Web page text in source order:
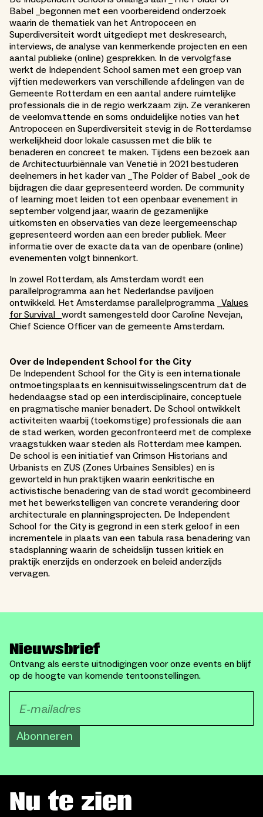
Babel _begonnen met een voorbereidend onderzoek
waarin de thematiek van het Antropoceen en
Superdiversiteit wordt uitgediept met deskresearch,
interviews, de analyse van kenmerkende projecten en een
aantal publieke (online) gesprekken. In de vervolgfase
werkt de Independent School samen met een groep van
vijftien medewerkers van verschillende afdelingen van de
Gemeente Rotterdam en een aantal andere ruimtelijke
professionals die in de regio werkzaam zijn. Ze verankeren
de veelomvattende en soms onduidelijke noties van het
Antropoceen en Superdiversiteit stevig in de Rotterdamse
werkelijkheid door lokale casussen met die blik te
benaderen en concreet te maken. Tijdens een bezoek aan
de Architectuurbiënnale van Venetië in 2021 bestuderen
deelnemers in het kader van _The Polder of Babel _ook de
bijdragen die daar gepresenteerd worden. De community
of learning moet leiden tot een openbaar evenement in
september volgend jaar, waarin de gezamenlijke
uitkomsten en observaties van deze leergemeenschap
gepresenteerd worden aan een breder publiek. Meer
informatie over de exacte data van de openbare (online)
evenementen volgt binnenkort.
In zowel Rotterdam, als Amsterdam wordt een
parallelprogramma aan het Nederlandse paviljoen
ontwikkeld. Het Amsterdamse parallelprogramma _ Values
for Survival_ wordt samengesteld door Caroline Nevejan,
Chief Science Officer van de gemeente Amsterdam.
Over de Independent School for the City
De Independent School for the City is een internationale
ontmoetingsplaats en kennisuitwisselingscentrum dat de
hedendaagse stad op een interdisciplinaire, conceptuele
en pragmatische manier benadert. De School ontwikkelt
activiteiten waarbij (toekomstige) professionals die aan
de stad werken, worden geconfronteerd met de complexe
vraagstukken waar steden als Rotterdam mee kampen.
De school is een initiatief van Crimson Historians and
Urbanists en ZUS (Zones Urbaines Sensibles) en is
geworteld in hun praktijken waarin een​​kritische en
activistische benadering van de stad wordt gecombineerd
met het bewerkstelligen van concrete verandering door
architecturale en planningsprojecten. De Independent
School for the City is gegrond in een sterk geloof in een
incrementele in plaats van een tabula rasa benadering van
stadsplanning waarin de scheidslijn tussen kritiek en
praktijk enerzijds en onderzoek en beleid anderzijds
vervagen.
Nieuwsbrief
Ontvang als eerste uitnodigingen voor onze events en blijf
op de hoogte van komende tentoonstellingen.
Abonneren
Nu te zien